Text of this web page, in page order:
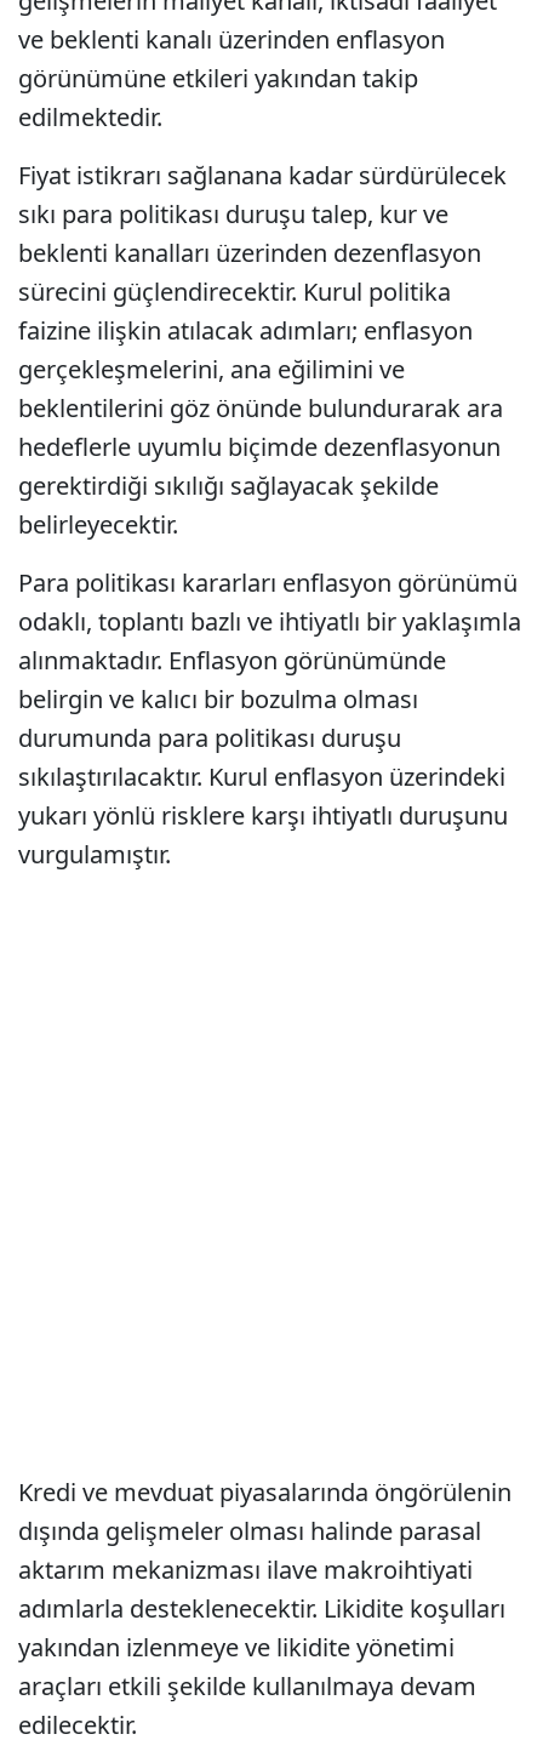
ve beklenti kanalı üzerinden enflasyon
görünümüne etkileri yakından takip
edilmektedir.
Fiyat istikrarı sağlanana kadar sürdürülecek
sıkı para politikası duruşu talep, kur ve
beklenti kanalları üzerinden dezenflasyon
sürecini güçlendirecektir. Kurul politika
faizine ilişkin atılacak adımları; enflasyon
gerçekleşmelerini, ana eğilimini ve
beklentilerini göz önünde bulundurarak ara
hedeflerle uyumlu biçimde dezenflasyonun
gerektirdiği sıkılığı sağlayacak şekilde
belirleyecektir.
Para politikası kararları enflasyon görünümü
odaklı, toplantı bazlı ve ihtiyatlı bir yaklaşımla
alınmaktadır. Enflasyon görünümünde
belirgin ve kalıcı bir bozulma olması
durumunda para politikası duruşu
sıkılaştırılacaktır. Kurul enflasyon üzerindeki
yukarı yönlü risklere karşı ihtiyatlı duruşunu
vurgulamıştır.
Kredi ve mevduat piyasalarında öngörülenin
dışında gelişmeler olması halinde parasal
aktarım mekanizması ilave makroihtiyati
adımlarla desteklenecektir. Likidite koşulları
yakından izlenmeye ve likidite yönetimi
araçları etkili şekilde kullanılmaya devam
edilecektir.